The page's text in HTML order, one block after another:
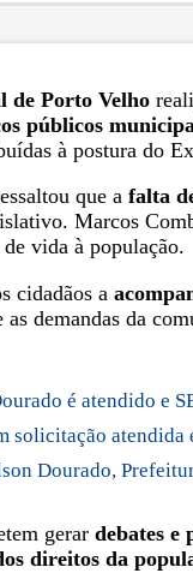
de Porto Velho
públicos
à postura do
que a falta
Marcos
vida à população.
cidadãos a
as demandas da
é atendido e
solicitação
Dourado,
gerar debates e
direitos da